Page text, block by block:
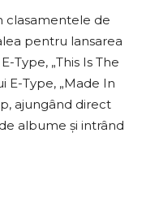
clasamentele de
pentru lansarea
Type, „This Is The
E-Type, „Made In
ajungând direct
albume și intrând